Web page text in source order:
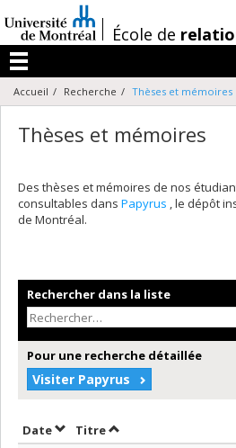
au
contenu
/École de
Menu
Accueil Recherche Thèses et mémoires
Thèses et mémoires
Des thèses et mémoires de nos
consultables dans Papyrus , le dépôt
de Montréal.
Rechercher dans la liste
Pour une recherche détaillée
Visiter Papyrus
DateTrier par date en ordre
TitreTrier par titre en